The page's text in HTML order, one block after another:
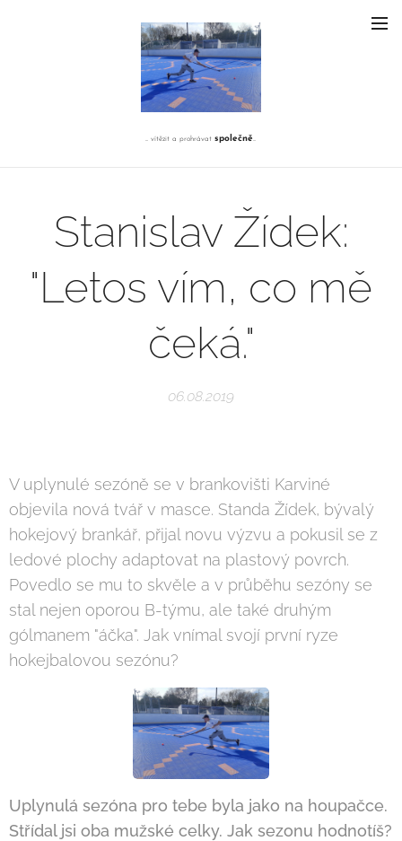
... vítězit a prohrávatspolečně...
Stanislav Žídek:
"Letos vím, co mě
čeká."
06.08.2019
V uplynulé sezóně se v brankovišti Karviné
objevila nová tvář v masce. Standa Žídek, bývalý
hokejový brankář, přijal novu výzvu a pokusil se z
ledové plochy adaptovat na plastový povrch.
Povedlo se mu to skvěle a v průběhu sezóny se
stal nejen oporou B-týmu, ale také druhým
gólmanem "áčka". Jak vnímal svojí první ryze
hokejbalovou sezónu?
Uplynulá sezóna pro tebe byla jako na houpačce.
Střídal jsi oba mužské celky. Jak sezonu hodnotíš?